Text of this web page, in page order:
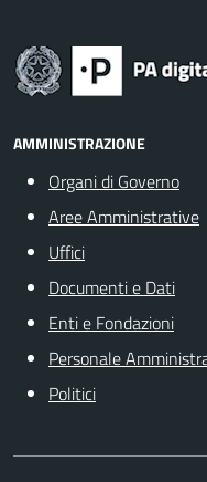
AMMINISTRAZIONE
Organi di Governo
Aree Amministrative
Uffici
Documenti e Dati
Enti e Fondazioni
Personale
Politici